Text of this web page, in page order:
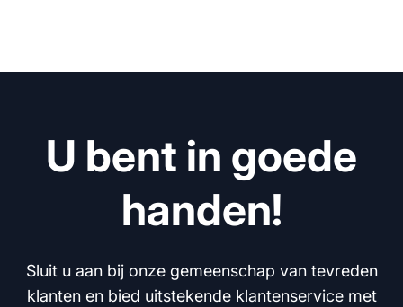
U bent in goede
handen!
Sluit u aan bij onze gemeenschap van tevreden
klanten en bied uitstekende klantenservice met